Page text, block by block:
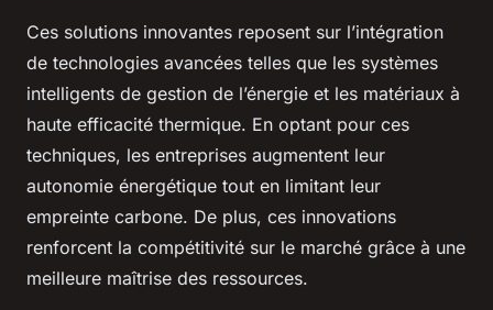
Ces solutions innovantes reposent sur l’intégration
de technologies avancées telles que les systèmes
intelligents de gestion de l’énergie et les matériaux à
haute efficacité thermique. En optant pour ces
techniques, les entreprises augmentent leur
autonomie énergétique tout en limitant leur
empreinte carbone. De plus, ces innovations
renforcent la compétitivité sur le marché grâce à une
meilleure maîtrise des ressources.